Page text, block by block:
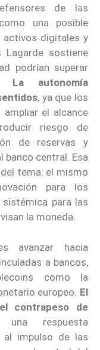
de las
una posible
activos digitales y
Lagarde sostiene
podrían superar
La autonomía
, ya que los
el alcance
riesgo de
de reservas y
banco central. Esa
tema: el mismo
para los
para las
la moneda.
avanzar hacia
a bancos,
como la
europeo. El
contrapeso de
respuesta
al impulso de las